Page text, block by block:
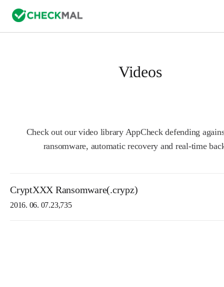
Videos
Check out our video library AppCheck defending
ransomware, automatic recovery and real-time
CryptXXX Ransomware(.crypz)
2016. 06. 07.23,735